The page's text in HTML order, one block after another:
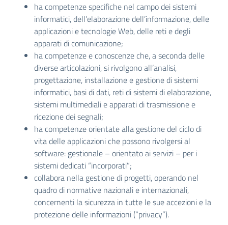
ha competenze specifiche nel campo dei sistemi
informatici, dell’elaborazione dell’informazione, delle
applicazioni e tecnologie Web, delle reti e degli
apparati di comunicazione;
ha competenze e conoscenze che, a seconda delle
diverse articolazioni, si rivolgono all’analisi,
progettazione, installazione e gestione di sistemi
informatici, basi di dati, reti di sistemi di elaborazione,
sistemi multimediali e apparati di trasmissione e
ricezione dei segnali;
ha competenze orientate alla gestione del ciclo di
vita delle applicazioni che possono rivolgersi al
software: gestionale – orientato ai servizi – per i
sistemi dedicati “incorporati”;
collabora nella gestione di progetti, operando nel
quadro di normative nazionali e internazionali,
concernenti la sicurezza in tutte le sue accezioni e la
protezione delle informazioni (“privacy”).